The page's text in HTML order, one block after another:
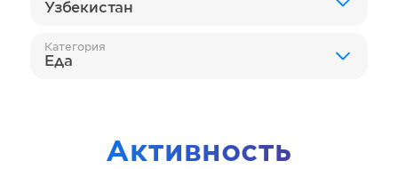
Узбекистан
Категория
Еда
Активность